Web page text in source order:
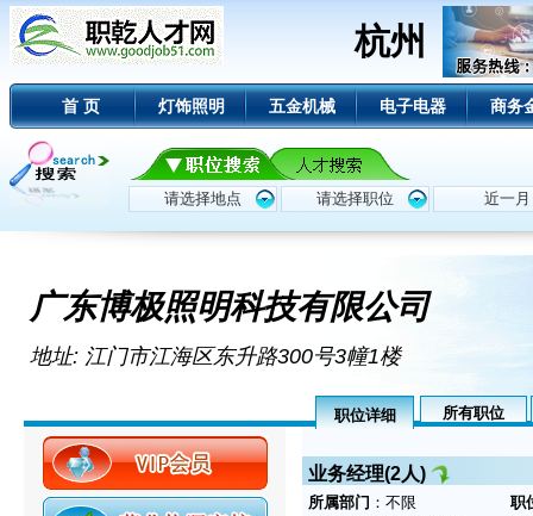
杭州
首 页 灯饰照明 五金机械 电子电器 商务
广东博极照明科技有限公司
地址: 江门市江海区东升路300号3幢1楼
职位详细 所有职位
业务经理(2人)
所属部门 ：不限
职